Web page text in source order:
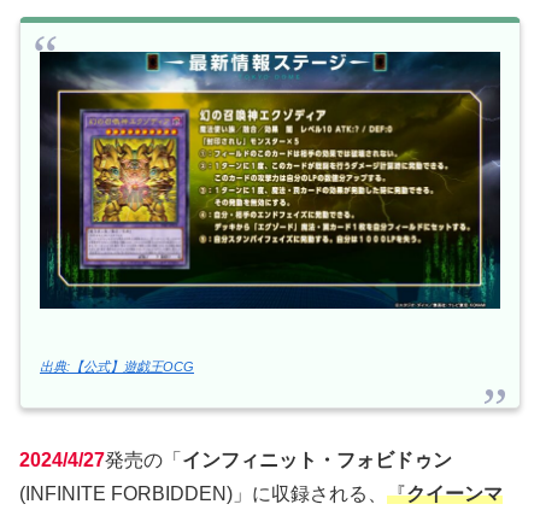
出典:【公式】遊戯王OCG
2024/4/27発売の「 インフィニット・フォビドゥン
(INFINITE FORBIDDEN)」に収録される、 『クイーンマ